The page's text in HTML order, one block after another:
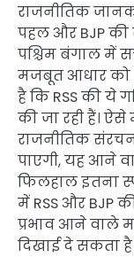
राजनीतिक
पहल और BJP की
पश्चिम बंगाल में
मजबूत आधार को
है कि RSS की ये
की जा रही हैं।
राजनीतिक
पाएगी, यह आने
फिलहाल इतना
में RSS और BJP
प्रभाव आने वाले
दिखाई दे सकता